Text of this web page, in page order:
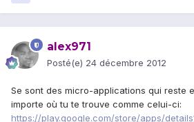
alex971
Posté(e) 24 décembre 2012
Se sont des micro-applications qui reste
importe où tu te trouve comme celui-ci:
https://play.google.com/store/apps/